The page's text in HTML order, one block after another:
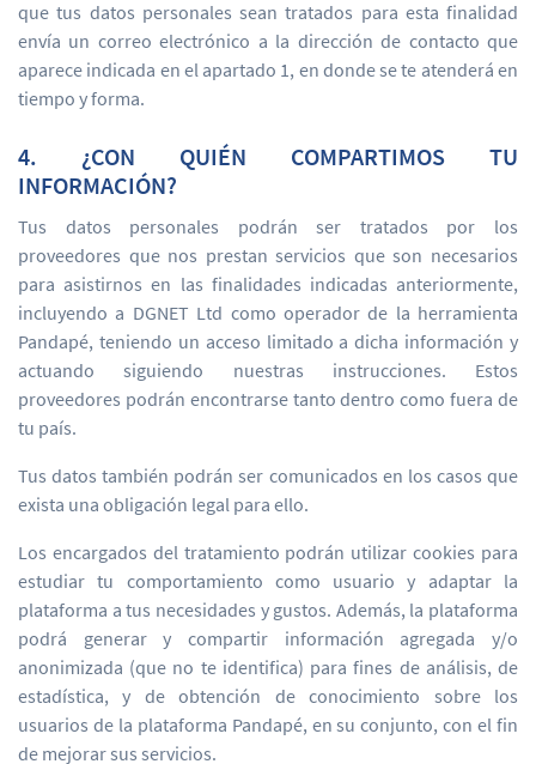
que tus datos personales sean tratados para esta finalidad
envía un correo electrónico a la dirección de contacto que
aparece indicada en el apartado 1, en donde se te atenderá en
tiempo y forma.
4. ¿CON QUIÉN COMPARTIMOS TU
INFORMACIÓN?
Tus datos personales podrán ser tratados por los
proveedores que nos prestan servicios que son necesarios
para asistirnos en las finalidades indicadas anteriormente,
incluyendo a DGNET Ltd como operador de la herramienta
Pandapé, teniendo un acceso limitado a dicha información y
actuando siguiendo nuestras instrucciones. Estos
proveedores podrán encontrarse tanto dentro como fuera de
tu país.
Tus datos también podrán ser comunicados en los casos que
exista una obligación legal para ello.
Los encargados del tratamiento podrán utilizar cookies para
estudiar tu comportamiento como usuario y adaptar la
plataforma a tus necesidades y gustos. Además, la plataforma
podrá generar y compartir información agregada y/o
anonimizada (que no te identifica) para fines de análisis, de
estadística, y de obtención de conocimiento sobre los
usuarios de la plataforma Pandapé, en su conjunto, con el fin
de mejorar sus servicios.